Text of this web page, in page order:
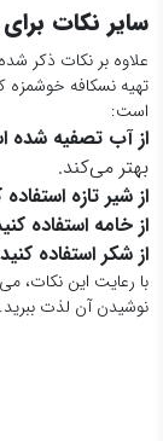
سایر نکات
علاوه بر نکات ذکر
تهیه نسکافه خوشمزه
است:
از آب تصفیه شده
بهتر می‌کند.
از شیر تازه استفاده
از خامه استفاده
از شکر استفاده
با رعایت این نکات،
نوشیدن آن لذت ببرید.